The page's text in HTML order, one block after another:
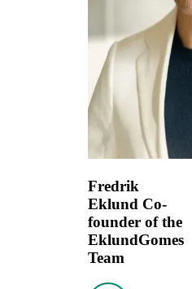
Fredrik
Eklund Co-
founder of the
EklundGomes
Team